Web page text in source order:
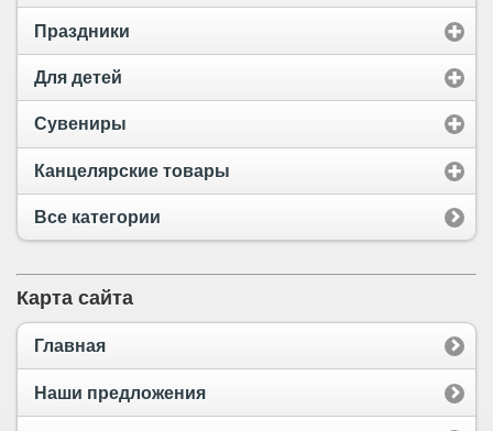
Праздники
Для детей
Сувениры
Канцелярские товары
Все категории
Карта сайта
Главная
Наши предложения